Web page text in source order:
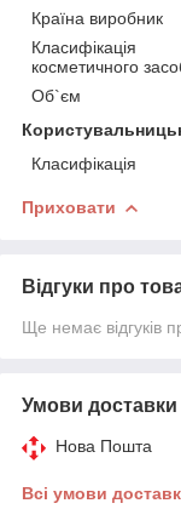
Країна виробник
Класифікація
косметичного
Об`єм
Класифікація
Приховати
Відгуки про
Ще немає відгуків
Умови доставки
Нова Пошта
Всі умови